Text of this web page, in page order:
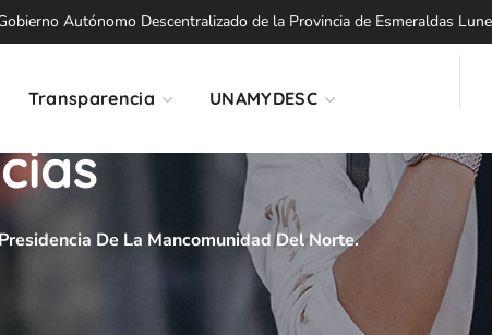
Autónomo Descentralizado de la Provincia de Esmeraldas
Transparencia UNAMYDESC
De La Mancomunidad Del Norte.